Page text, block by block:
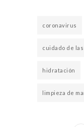
coronavirus
cuidado de las
hidratación
limpieza de